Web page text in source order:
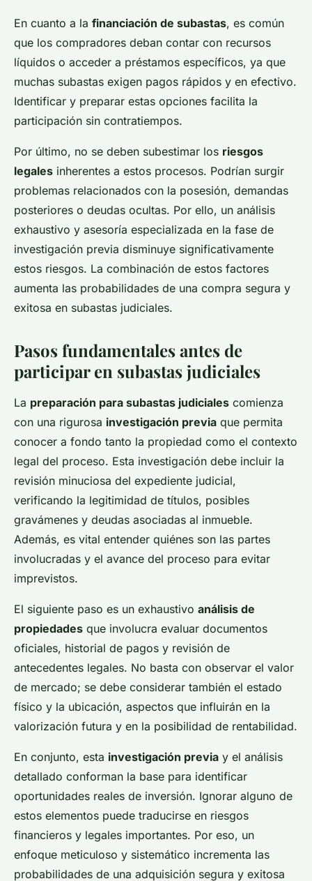
En cuanto a la financiación de subastas, es común
que los compradores deban contar con recursos
líquidos o acceder a préstamos específicos, ya que
muchas subastas exigen pagos rápidos y en efectivo.
Identificar y preparar estas opciones facilita la
participación sin contratiempos.
Por último, no se deben subestimar los riesgos
legales inherentes a estos procesos. Podrían surgir
problemas relacionados con la posesión, demandas
posteriores o deudas ocultas. Por ello, un análisis
exhaustivo y asesoría especializada en la fase de
investigación previa disminuye significativamente
estos riesgos. La combinación de estos factores
aumenta las probabilidades de una compra segura y
exitosa en subastas judiciales.
Pasos fundamentales antes de
participar en subastas judiciales
La preparación para subastas judiciales comienza
con una rigurosa investigación previa que permita
conocer a fondo tanto la propiedad como el contexto
legal del proceso. Esta investigación debe incluir la
revisión minuciosa del expediente judicial,
verificando la legitimidad de títulos, posibles
gravámenes y deudas asociadas al inmueble.
Además, es vital entender quiénes son las partes
involucradas y el avance del proceso para evitar
imprevistos.
El siguiente paso es un exhaustivo análisis de
propiedades que involucra evaluar documentos
oficiales, historial de pagos y revisión de
antecedentes legales. No basta con observar el valor
de mercado; se debe considerar también el estado
físico y la ubicación, aspectos que influirán en la
valorización futura y en la posibilidad de rentabilidad.
En conjunto, esta investigación previa y el análisis
detallado conforman la base para identificar
oportunidades reales de inversión. Ignorar alguno de
estos elementos puede traducirse en riesgos
financieros y legales importantes. Por eso, un
enfoque meticuloso y sistemático incrementa las
probabilidades de una adquisición segura y exitosa